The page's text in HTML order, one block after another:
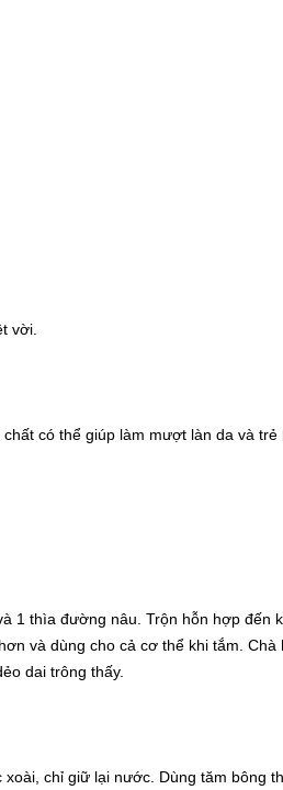
vời.
có thể giúp làm mượt làn da và trẻ
1 thìa đường nâu. Trộn hỗn hợp đến
và dùng cho cả cơ thể khi tắm. Chà
dai trông thấy.
chỉ giữ lại nước. Dùng tăm bông